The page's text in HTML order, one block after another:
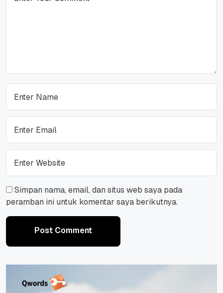
Simpan nama, email, dan situs web saya pada
peramban ini untuk komentar saya berikutnya.
Post Comment